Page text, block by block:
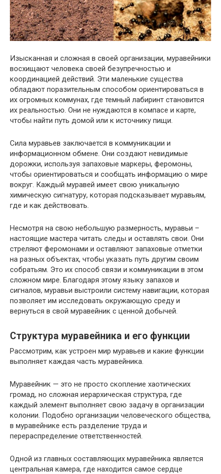
Изысканная и сложная в своей организации, муравейники
восхищают человека своей безупречностью и
координацией действий. Эти маленькие существа
обладают поразительным способом ориентироваться в
их огромных коммунах, где темный лабиринт становится
их реальностью. Они не нуждаются в компасе и карте,
чтобы найти путь домой или к источнику пищи.
Сила муравьев заключается в коммуникации и
информационном обмене. Они создают невидимые
дорожки, используя запаховые маркеры, феромоны,
чтобы ориентироваться и сообщать информацию о мире
вокруг. Каждый муравей имеет свою уникальную
химическую сигнатуру, которая подсказывает муравьям,
где и как действовать.
Несмотря на свою небольшую размерность, муравьи –
настоящие мастера читать следы и оставлять свои. Они
стреляют феромонами и оставляют запаховые отметки
на разных объектах, чтобы указать путь другим своим
собратьям. Это их способ связи и коммуникации в этом
сложном мире. Благодаря этому языку запахов и
сигналов, муравьи выстроили систему навигации, которая
позволяет им исследовать окружающую среду и
вернуться в свой муравейник с ценной добычей.
Структура муравейника и его функции
Рассмотрим, как устроен мир муравьев и какие функции
выполняет каждая часть муравейника.
Муравейник — это не просто скопление хаотических
громад, но сложная иерархическая структура, где
каждый элемент выполняет свою задачу в организации
колонии. Подобно организации человеческого общества,
в муравейнике есть разделение труда и
перераспределение ответственностей.
Одной из главных составляющих муравейника является
центральная камера, где находится самое сердце